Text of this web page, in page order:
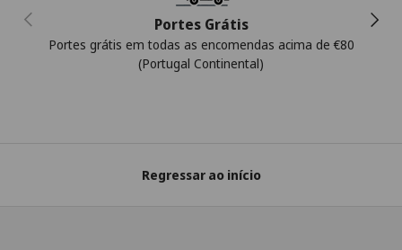
Anterior Portes Grátis
Portes grátis em todas as encomendas acima de €80
(Portugal Continental)
Regressar ao início